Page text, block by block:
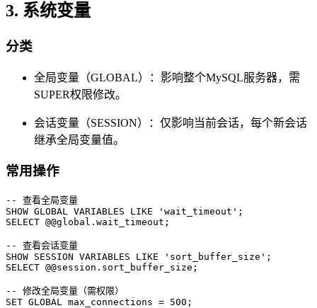
3. 系统变量
分类
全局变量（GLOBAL）：影响整个MySQL服务器，需
SUPER权限修改。
会话变量（SESSION）：仅影响当前会话，每个新会话
继承全局变量值。
常用操作
-- 查看全局变量
SHOW GLOBAL VARIABLES LIKE 'wait_timeout';
SELECT @@global.wait_timeout;
-- 查看会话变量
SHOW SESSION VARIABLES LIKE 'sort_buffer_size';
SELECT @@session.sort_buffer_size;
-- 修改全局变量（需权限）
SET GLOBAL max_connections = 500;